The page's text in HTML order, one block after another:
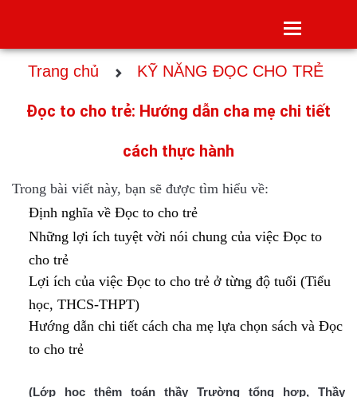
Toggle
Trang chủ
KỸ NĂNG ĐỌC CHO TRẺ
Đọc to cho trẻ: Hướng dẫn cha mẹ chi tiết
cách thực hành
Trong bài viết này, bạn sẽ được tìm hiểu về:
Định nghĩa về Đọc to cho trẻ
Những lợi ích tuyệt vời nói chung của việc Đọc to
cho trẻ
Lợi ích của việc Đọc to cho trẻ ở từng độ tuổi (Tiểu
học, THCS-THPT)
Hướng dẫn chi tiết cách cha mẹ lựa chọn sách và Đọc
to cho trẻ
(Lớp học thêm toán thầy Trường tổng hợp, Thầy